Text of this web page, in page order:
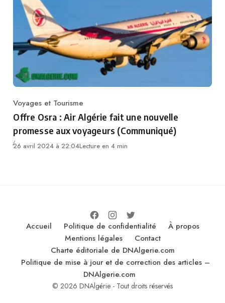
Category
Voyages et Tourisme
Offre Osra : Air Algérie fait une nouvelle
promesse aux voyageurs (Communiqué)
26 avril 2024 à 22:04Lecture en 4 min
Accueil Politique de confidentialité
À propos
Mentions légales
Contact
Charte éditoriale de DNAlgerie.com
Politique de mise à jour et de correction des articles –
DNAlgerie.com
© 2026 DNAlgérie - Tout droits réservés